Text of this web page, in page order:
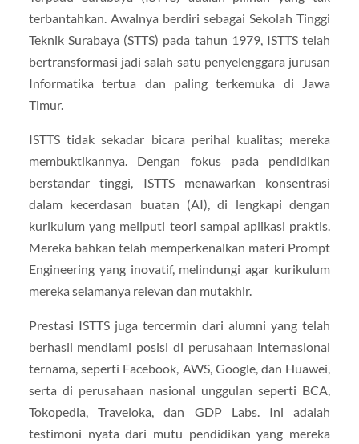
terbantahkan. Awalnya berdiri sebagai Sekolah Tinggi
Teknik Surabaya (STTS) pada tahun 1979, ISTTS telah
bertransformasi jadi salah satu penyelenggara jurusan
Informatika tertua dan paling terkemuka di Jawa
Timur.
ISTTS tidak sekadar bicara perihal kualitas; mereka
membuktikannya. Dengan fokus pada pendidikan
berstandar tinggi, ISTTS menawarkan konsentrasi
dalam kecerdasan buatan (AI), di lengkapi dengan
kurikulum yang meliputi teori sampai aplikasi praktis.
Mereka bahkan telah memperkenalkan materi Prompt
Engineering yang inovatif, melindungi agar kurikulum
mereka selamanya relevan dan mutakhir.
Prestasi ISTTS juga tercermin dari alumni yang telah
berhasil mendiami posisi di perusahaan internasional
ternama, seperti Facebook, AWS, Google, dan Huawei,
serta di perusahaan nasional unggulan seperti BCA,
Tokopedia, Traveloka, dan GDP Labs. Ini adalah
testimoni nyata dari mutu pendidikan yang mereka